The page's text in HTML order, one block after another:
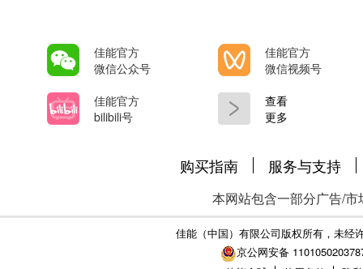
佳能官方
微信公众号
佳能官方
微信视频号
佳能官方
bilibili号
查看
更多
购买指南 服务与支持
本网站包含一部分广告/
佳能（中国）有限公司版权所有，未经
京公网安备